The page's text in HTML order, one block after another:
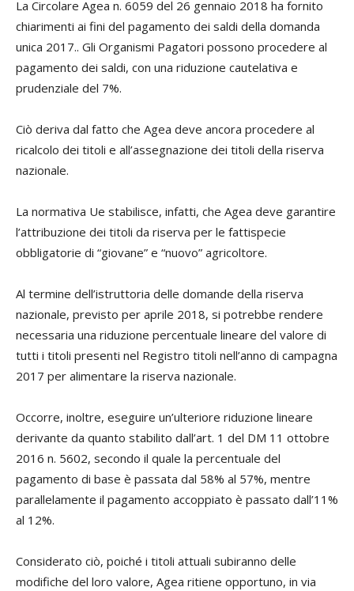
La Circolare Agea n. 6059 del 26 gennaio 2018 ha fornito
chiarimenti ai fini del pagamento dei saldi della domanda
unica 2017.. Gli Organismi Pagatori possono procedere al
pagamento dei saldi, con una riduzione cautelativa e
prudenziale del 7%.
Ciò deriva dal fatto che Agea deve ancora procedere al
ricalcolo dei titoli e all’assegnazione dei titoli della riserva
nazionale.
La normativa Ue stabilisce, infatti, che Agea deve garantire
l’attribuzione dei titoli da riserva per le fattispecie
obbligatorie di “giovane” e “nuovo” agricoltore.
Al termine dell’istruttoria delle domande della riserva
nazionale, previsto per aprile 2018, si potrebbe rendere
necessaria una riduzione percentuale lineare del valore di
tutti i titoli presenti nel Registro titoli nell’anno di campagna
2017 per alimentare la riserva nazionale.
Occorre, inoltre, eseguire un’ulteriore riduzione lineare
derivante da quanto stabilito dall’art. 1 del DM 11 ottobre
2016 n. 5602, secondo il quale la percentuale del
pagamento di base è passata dal 58% al 57%, mentre
parallelamente il pagamento accoppiato è passato dall’11%
al 12%.
Considerato ciò, poiché i titoli attuali subiranno delle
modifiche del loro valore, Agea ritiene opportuno, in via